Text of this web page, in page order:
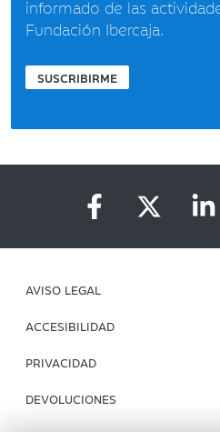
informado de las
Fundación Ibercaja.
SUSCRIBIRME
AVISO LEGAL
ACCESIBILIDAD
PRIVACIDAD
DEVOLUCIONES